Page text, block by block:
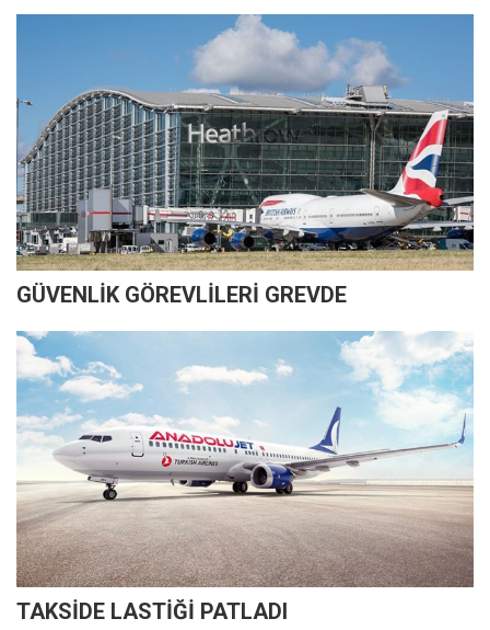
GÜVENLİK GÖREVLİLERİ GREVDE
TAKSİDE LASTİĞİ PATLADI